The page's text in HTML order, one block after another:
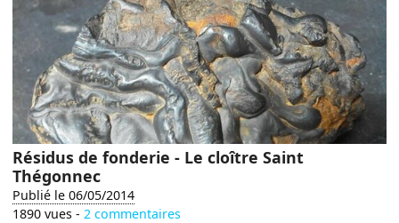
Résidus de fonderie - Le cloître Saint
Thégonnec
Publié le 06/05/2014
1890 vues -2 commentaires